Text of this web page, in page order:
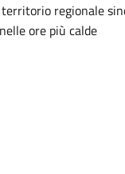
regionale
ore più calde